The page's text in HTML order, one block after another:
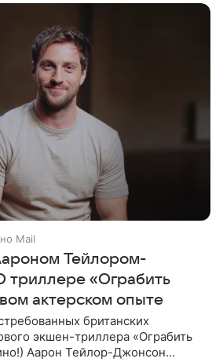
Mail
Тейлором-
«Ограбить
актерском опыте
британских
экшен-триллера «Ограбить
Аарон Тейлор-Джонсон